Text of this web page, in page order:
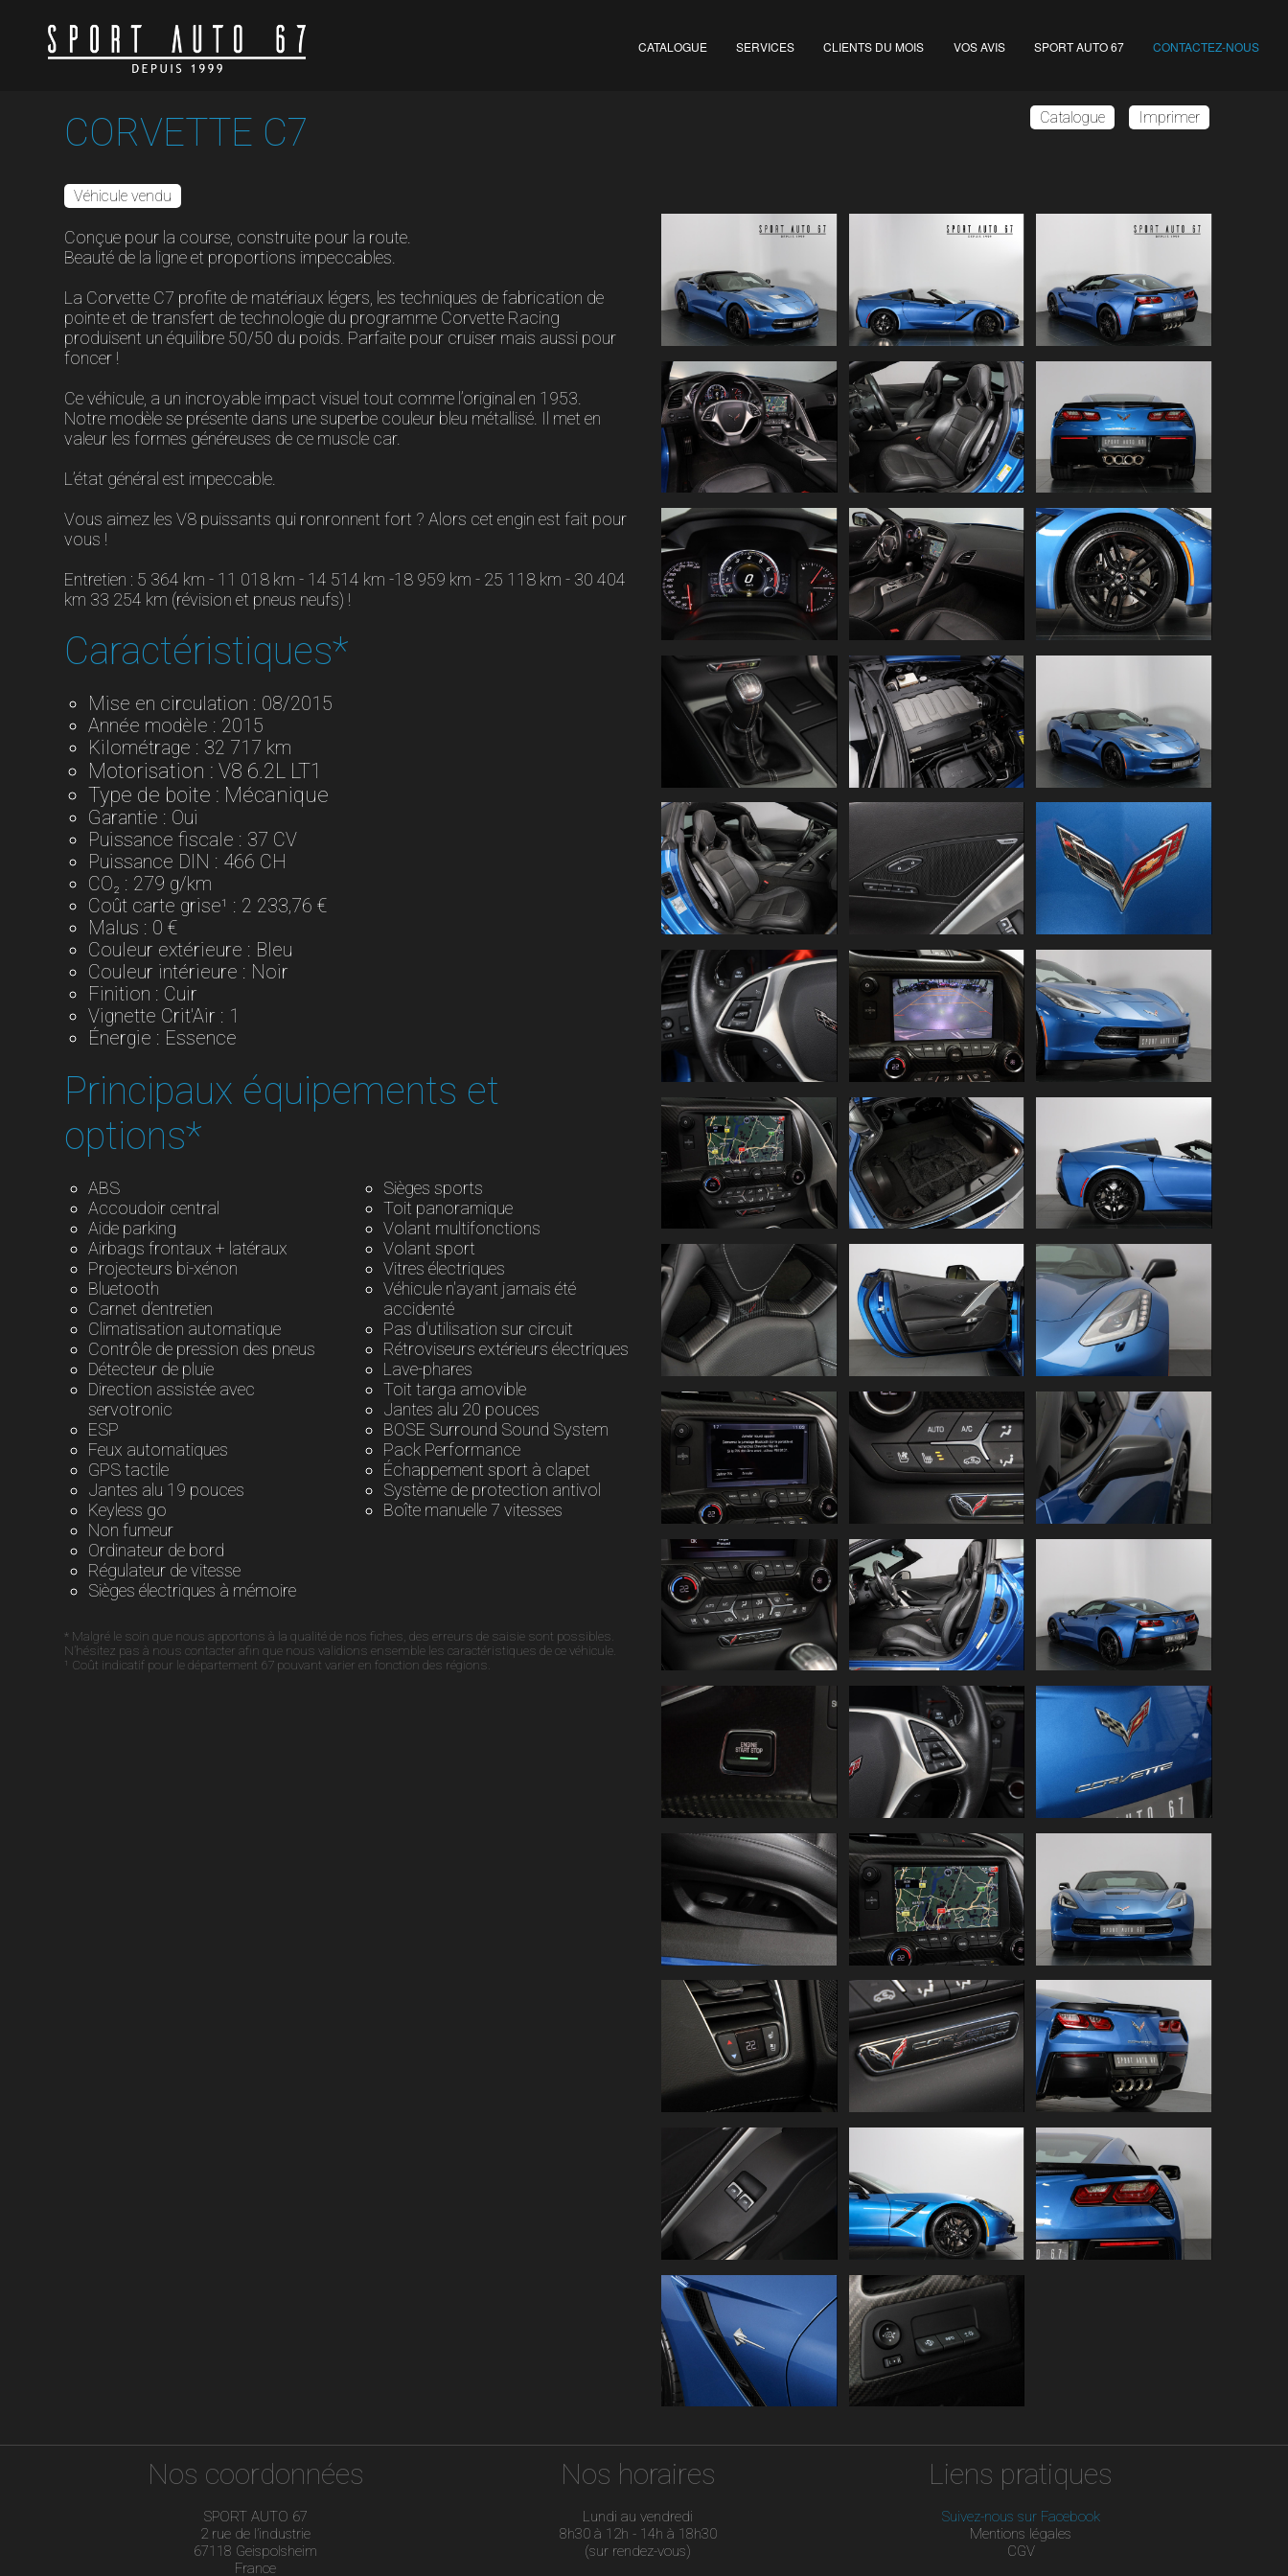
CONTACTEZ-NOUS
SPORT AUTO 67
VOS AVIS
CLIENTS DU MOIS
SERVICES
CATALOGUE
CORVETTE C7
Véhicule vendu
Imprimer
Catalogue
Conçue pour la course, construite pour la route.
Beauté de la ligne et proportions impeccables.
La Corvette C7 profite de matériaux légers, les techniques de fabrication de
pointe et de transfert de technologie du programme Corvette Racing
produisent un équilibre 50/50 du poids. Parfaite pour cruiser mais aussi pour
foncer !
Ce véhicule, a un incroyable impact visuel tout comme l’original en 1953.
Notre modèle se présente dans une superbe couleur bleu métallisé. Il met en
valeur les formes généreuses de ce muscle car.
L’état général est impeccable.
Vous aimez les V8 puissants qui ronronnent fort ? Alors cet engin est fait pour
vous !
Entretien : 5 364 km - 11 018 km - 14 514 km -18 959 km - 25 118 km - 30 404
km 33 254 km (révision et pneus neufs) !
Caractéristiques*
Mise en circulation : 08/2015
Année modèle : 2015
Kilométrage : 32 717 km
Motorisation : V8 6.2L LT1
Type de boite : Mécanique
Garantie : Oui
Puissance fiscale : 37 CV
Puissance DIN : 466 CH
CO₂ : 279 g/km
Coût carte grise¹ : 2 233,76 €
Malus : 0 €
Couleur extérieure : Bleu
Couleur intérieure : Noir
Finition : Cuir
Vignette Crit'Air : 1
Énergie : Essence
Principaux équipements et
options*
ABS
Accoudoir central
Aide parking
Airbags frontaux + latéraux
Projecteurs bi-xénon
Bluetooth
Carnet d’entretien
Climatisation automatique
Contrôle de pression des pneus
Détecteur de pluie
Direction assistée avec
servotronic
ESP
Feux automatiques
GPS tactile
Jantes alu 19 pouces
Keyless go
Non fumeur
Ordinateur de bord
Régulateur de vitesse
Sièges électriques à mémoire
Sièges sports
Toit panoramique
Volant multifonctions
Volant sport
Vitres électriques
Véhicule n'ayant jamais été
accidenté
Pas d'utilisation sur circuit
Rétroviseurs extérieurs électriques
Lave-phares
Toit targa amovible
Jantes alu 20 pouces
BOSE Surround Sound System
Pack Performance
Échappement sport à clapet
Système de protection antivol
Boîte manuelle 7 vitesses
* Malgré le soin que nous apportons à la qualité de nos fiches, des erreurs de saisie sont possibles.
N’hésitez pas à nous contacter afin que nous validions ensemble les caractéristiques de ce véhicule.
¹ Coût indicatif pour le département 67 pouvant varier en fonction des régions.
Nos coordonnées
SPORT AUTO 67
2 rue de l’industrie
67118 Geispolsheim
France
Nos horaires
Lundi au vendredi
8h30 à 12h - 14h à 18h30
(sur rendez-vous)
Liens pratiques
Suivez-nous sur Facebook
Mentions légales
CGV